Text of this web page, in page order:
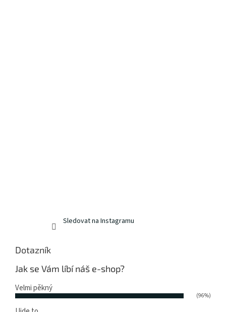
Sledovat na Instagramu
Dotazník
Jak se Vám líbí náš e-shop?
Velmi pěkný
(96%)